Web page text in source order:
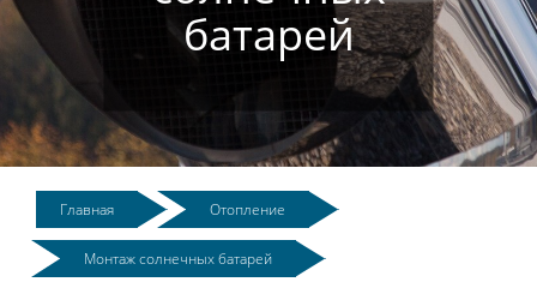
батарей
Главная Отопление
Монтаж солнечных батарей